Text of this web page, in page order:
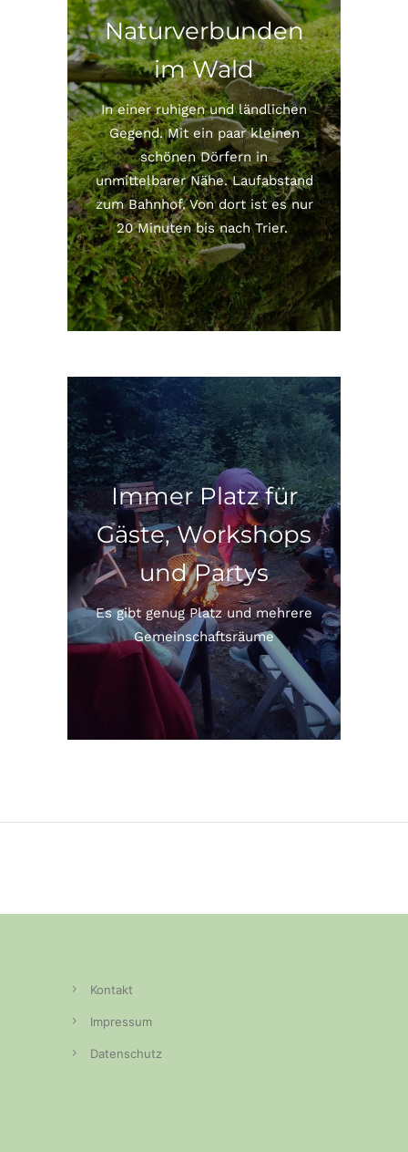
Naturverbunden
im Wald
In einer ruhigen und ländlichen
Gegend. Mit ein paar kleinen
schönen Dörfern in
unmittelbarer Nähe. Laufabstand
zum Bahnhof. Von dort ist es nur
20 Minuten bis nach Trier.
Immer Platz für
Gäste, Workshops
und Partys
Es gibt genug Platz und mehrere
Gemeinschaftsräume
Kontakt
Impressum
Datenschutz